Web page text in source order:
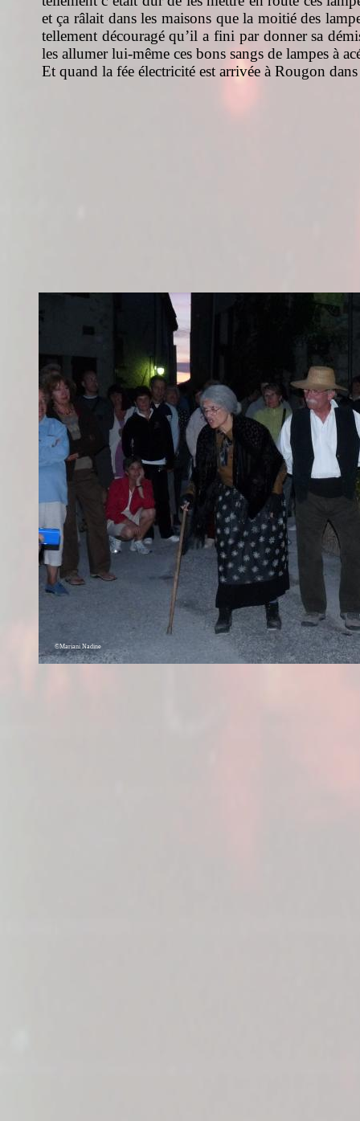
et ça râlait dans les maisons que la moitié des
tellement découragé qu’il a fini par donner sa
les allumer lui-même ces bons sangs de lampes à
Et quand la fée électricité est arrivée à Rougon
©Mariani Nadine